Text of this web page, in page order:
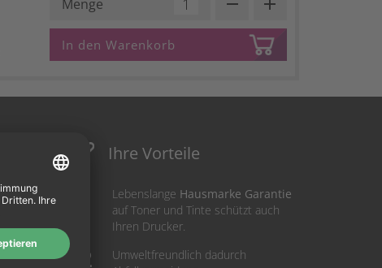
Menge remove add
In den Warenkorb
Ihre Vorteile
Lebenslange Hausmarke Garantie
auf Toner und Tinte schützt auch
Ihren Drucker.
Umweltfreundlich dadurch